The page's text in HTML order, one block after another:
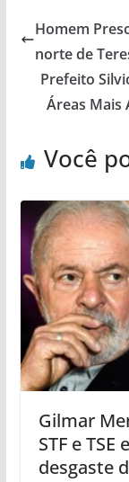
Homem
norte de
Prefeito
Áreas Mais
Você
Gilmar
STF e
desgaste